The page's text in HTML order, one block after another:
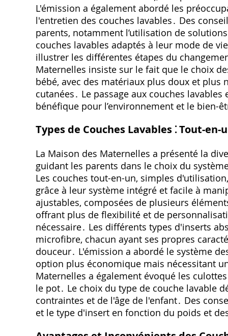
L'émission a également abordé les
l'entretien des couches lavables․ Des
parents, notamment l’utilisation de
couches lavables adaptés à leur mode de
illustrer les différentes étapes du
Maternelles insiste sur le fait que le choix
bébé, avec des matériaux plus doux et
cutanées․ Le passage aux couches
bénéfique pour l’environnement et le bien-
Types de Couches Lavables ⁚ Tout-
La Maison des Maternelles a présenté la
guidant les parents dans le choix du
Les couches tout-en-un, simples
grâce à leur système intégré et facile à
ajustables, composées de plusieurs
offrant plus de flexibilité et de
nécessaire․ Les différents types d'inserts
microfibre, chacun ayant ses propres
douceur․ L'émission a abordé le système
option plus économique mais nécessitant
Maternelles a également évoqué les
le pot․ Le choix du type de couche lavable
contraintes et de l'âge de l'enfant․ Des
et le type d'insert en fonction du poids et